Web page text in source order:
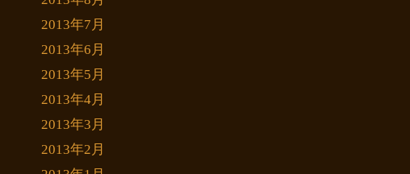
2013年7月
2013年6月
2013年5月
2013年4月
2013年3月
2013年2月